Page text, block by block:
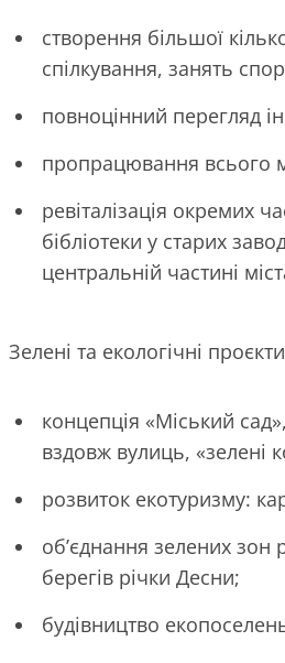
створення більшої
спілкування, занять
повноцінний перегляд
пропрацювання всього
ревіталізація окремих
бібліотеки у старих
центральній частині
Зелені та екологічні
концепція «Міський
вздовж вулиць, «зелені
розвиток екотуризму:
об’єднання зелених зон
берегів річки Десни;
будівництво